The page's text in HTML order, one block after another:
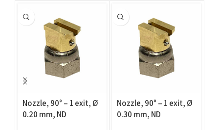
Nozzle, 90° – 1 exit, Ø
0.20 mm, ND
Nozzle, 90° – 1 exit, Ø
0.30 mm, ND